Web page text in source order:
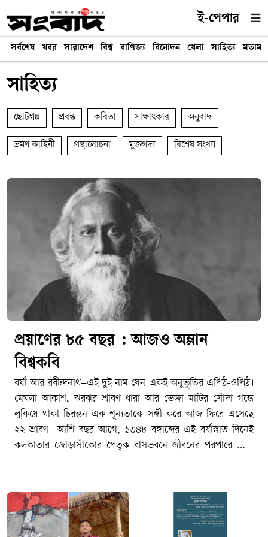
ই-পেপার
সর্বশেষ খবর সারাদেশ বিশ্ব বাণিজ্য বিনোদন খেলা সাহিত্য মতামত
সাহিত্য
ছোটগল্প প্রবন্ধ কবিতা সাক্ষাৎকার অনুবাদ
ভ্রমণ কাহিনী গ্রন্থালোচনা মুক্তগদ্য বিশেষ সংখ্যা
প্রয়াণের ৮৫ বছর : আজও অম্লান
বিশ্বকবি
বর্ষা আর রবীন্দ্রনাথ–এই দুই নাম যেন একই অনুভূতির এপিঠ-ওপিঠ।
মেঘলা আকাশ, ঝরঝর শ্রাবণ ধারা আর ভেজা মাটির সোঁদা গন্ধে
লুকিয়ে থাকা চিরন্তন এক শূন্যতাকে সঙ্গী করে আজ ফিরে এসেছে
২২ শ্রাবণ। আশি বছর আগে, ১৩৪৮ বঙ্গাব্দের এই বর্ষাস্নাত দিনেই
কলকাতার জোড়াসাঁকোর পৈতৃক বাসভবনে জীবনের পরপারে পাড়ি
গেলেও বাঙালির হৃদয়ে তিনি এতটুকু পুরোনো হননি। জীবনের
অনাবিল আনন্দ, গভীর বেদনা, বিরহ-মিলন কিংবা প্রার্থনা–মানুষের
মনস্তাত্ত্বিক প্রতিচ্ছবির প্রতিটি নিবিড় কোণে আজও তিনি একইভাবে